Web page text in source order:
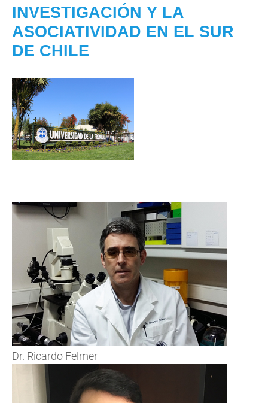
INVESTIGACIÓN Y LA
ASOCIATIVIDAD EN EL SUR
DE CHILE
Dr. Ricardo Felmer